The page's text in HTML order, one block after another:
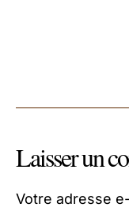
Laisser un
Votre adresse